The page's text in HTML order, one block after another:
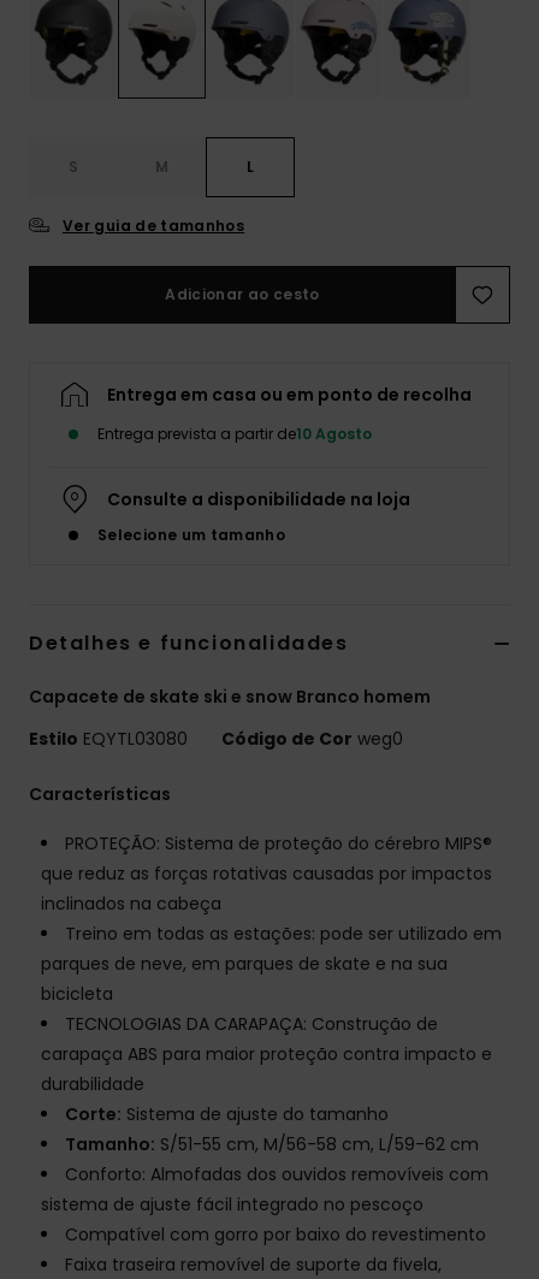
S M L
Ver guia de tamanhos
Adicionar ao cesto
Entrega em casa ou em ponto de recolha
Entrega prevista a partir de10 Agosto
Consulte a disponibilidade na loja
Selecione um tamanho
Detalhes e funcionalidades
Capacete de skate ski e snow Branco homem
Estilo EQYTL03080 Código de Cor weg0
Características
PROTEÇÃO: Sistema de proteção do cérebro MIPS®
que reduz as forças rotativas causadas por impactos
inclinados na cabeça
Treino em todas as estações: pode ser utilizado em
parques de neve, em parques de skate e na sua
bicicleta
TECNOLOGIAS DA CARAPAÇA: Construção de
carapaça ABS para maior proteção contra impacto e
durabilidade
Corte: Sistema de ajuste do tamanho
Tamanho: S/51-55 cm, M/56-58 cm, L/59-62 cm
Conforto: Almofadas dos ouvidos removíveis com
sistema de ajuste fácil integrado no pescoço
Compatível com gorro por baixo do revestimento
Faixa traseira removível de suporte da fivela,